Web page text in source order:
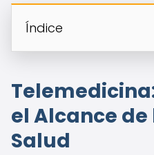
Índice
el Alcance de
Salud